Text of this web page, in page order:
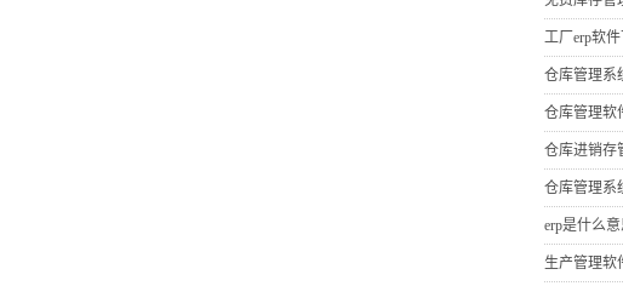
工厂erp软
仓库管理系
仓库管理软
仓库进销存
仓库管理系
erp是什么
生产管理软